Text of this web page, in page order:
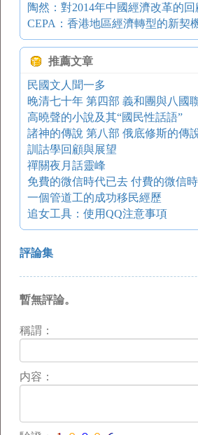
陶然：對2014年中國經濟改革的
CEPA：香港地區經濟轉型的新契
推薦文章
民國文人聞一多
訓詁學回顧與展望
禪關夜月話靈峰
免費的微信時代已去 付費的微信
一個管道工的成功移民經歷
追女工具：使用QQ注意事項
評論集
暫無評論。
稱謂：
内容：